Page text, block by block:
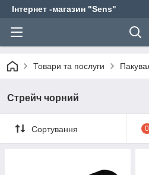
Інтернет -магазин "Sens"
Товари та послуги
Стрейч чорний
Сортування 0